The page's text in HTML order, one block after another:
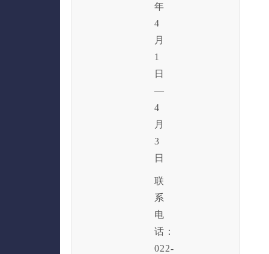
年
4
月
1
日
—
4
月
3
日
联
系
电
话：
022-